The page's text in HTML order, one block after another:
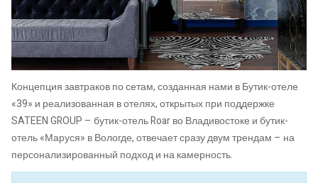
Концепция завтраков по сетам, созданная нами в Бутик-отеле
«39» и реализованная в отелях, открытых при поддержке
SATEEN GROUP – бутик-отель Roar во Владивостоке и бутик-
отель «Маруся» в Вологде, отвечает сразу двум трендам – на
персонализированный подход и на камерность.